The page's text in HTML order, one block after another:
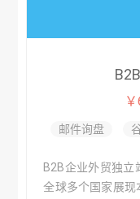
邮件询盘
B2B企业外贸独立
全球多个国家展现